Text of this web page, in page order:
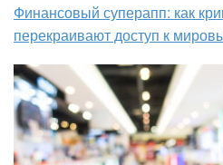
Финансовый суперапп: как
перекраивают доступ к